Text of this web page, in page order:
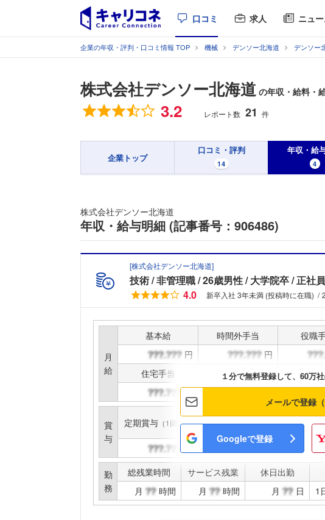
口コミ 求人 ニュ
企業の年収・評判・口コミ情報 TOP 機械 デンソー北海道 デンソー
株式会社デンソー北海道 の年収・給料・
総合評価
3.2 レポート数 21 件
企業トップ
口コミ・評判
14
年収・給
4
株式会社デンソー北海道
年収・給与明細 (記事番号：906486)
[株式会社デンソー北海道]
技術 非管理職 26歳男性 大学院卒 正社員
4.0
新卒入社 3年未満 (投稿時に在職)
月
給
基本給 時間外手当 役職
円
円
住宅手当
家族手当 通勤
賞
与
定期賞与 （1回計） インセンティブ賞与 決算
勤
務
総残業時間 サービス残業 休日出勤
月
時間 月 時間 月 日 1
１分で無料登録して、60万
メールで登録（
Googleで登録